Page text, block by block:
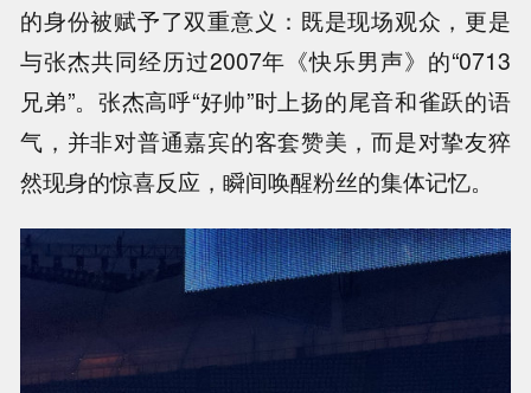
的身份被赋予了双重意义：既是现场观众，更是
与张杰共同经历过2007年《快乐男声》的“0713
兄弟”。张杰高呼“好帅”时上扬的尾音和雀跃的语
气，并非对普通嘉宾的客套赞美，而是对挚友猝
然现身的惊喜反应，瞬间唤醒粉丝的集体记忆。